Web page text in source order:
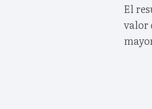
El
valor